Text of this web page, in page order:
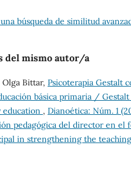
búsqueda de similitud
del mismo autor/a
Bittar, Psicoterapia Gestalt
básica primaria /
education , Dianoética: Núm. 1
pedagógica del director en
in strengthening the